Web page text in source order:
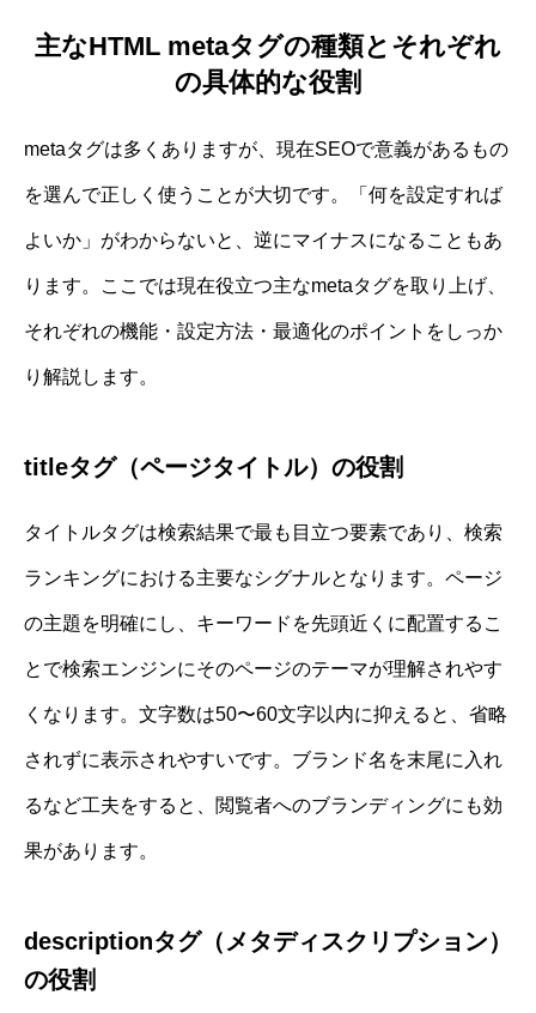
主なHTML metaタグの種類とそれぞれ
の具体的な役割
metaタグは多くありますが、現在SEOで意義があるもの
を選んで正しく使うことが大切です。「何を設定すれば
よいか」がわからないと、逆にマイナスになることもあ
ります。ここでは現在役立つ主なmetaタグを取り上げ、
それぞれの機能・設定方法・最適化のポイントをしっか
り解説します。
titleタグ（ページタイトル）の役割
タイトルタグは検索結果で最も目立つ要素であり、検索
ランキングにおける主要なシグナルとなります。ページ
の主題を明確にし、キーワードを先頭近くに配置するこ
とで検索エンジンにそのページのテーマが理解されやす
くなります。文字数は50〜60文字以内に抑えると、省略
されずに表示されやすいです。ブランド名を末尾に入れ
るなど工夫をすると、閲覧者へのブランディングにも効
果があります。
descriptionタグ（メタディスクリプション）
の役割